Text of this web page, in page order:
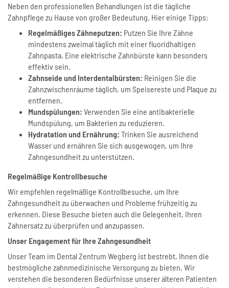
Neben den professionellen Behandlungen ist die tägliche
Zahnpflege zu Hause von großer Bedeutung. Hier einige Tipps:
Regelmäßiges Zähneputzen: Putzen Sie Ihre Zähne
mindestens zweimal täglich mit einer fluoridhaltigen
Zahnpasta. Eine elektrische Zahnbürste kann besonders
effektiv sein.
Zahnseide und Interdentalbürsten: Reinigen Sie die
Zahnzwischenräume täglich, um Speisereste und Plaque zu
entfernen.
Mundspülungen: Verwenden Sie eine antibakterielle
Mundspülung, um Bakterien zu reduzieren.
Hydratation und Ernährung: Trinken Sie ausreichend
Wasser und ernähren Sie sich ausgewogen, um Ihre
Zahngesundheit zu unterstützen.
Regelmäßige Kontrollbesuche
Wir empfehlen regelmäßige Kontrollbesuche, um Ihre
Zahngesundheit zu überwachen und Probleme frühzeitig zu
erkennen. Diese Besuche bieten auch die Gelegenheit, Ihren
Zahnersatz zu überprüfen und anzupassen.
Unser Engagement für Ihre Zahngesundheit
Unser Team im Dental Zentrum Wegberg ist bestrebt, Ihnen die
bestmögliche zahnmedizinische Versorgung zu bieten. Wir
verstehen die besonderen Bedürfnisse unserer älteren Patienten